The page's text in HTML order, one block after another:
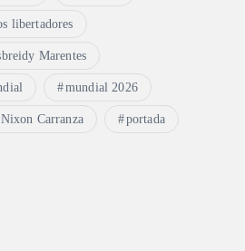
libertadores
Marentes
mundial 2026
Nixon Carranza portada